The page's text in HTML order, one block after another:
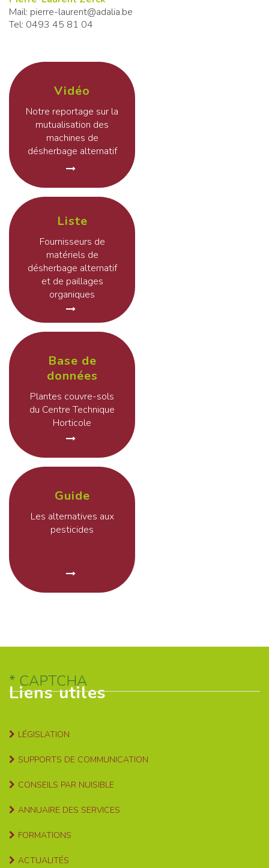
Mail: pierre-laurent@adalia.be
Tel: 0493 45 81 04
Vidéo
Notre reportage sur la
mutualisation des
machines de
désherbage alternatif
Liste
Fournisseurs de
matériels de
désherbage alternatif
et de paillages
organiques
Base de
données
Plantes couvre-sols
du Centre Technique
Horticole
Guide
Les alternatives aux
pesticides
Liens utiles
LÉGISLATION
SUPPORTS DE COMMUNICATION
CONSEILS PAR NUISIBLE
ANNUAIRE DES SERVICES
FORMATIONS
ACTUALITÉS
CAPTCHA